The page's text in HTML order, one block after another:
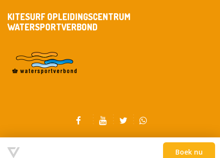
KITESURF OPLEIDINGSCENTRUM
WATERSPORTVERBOND